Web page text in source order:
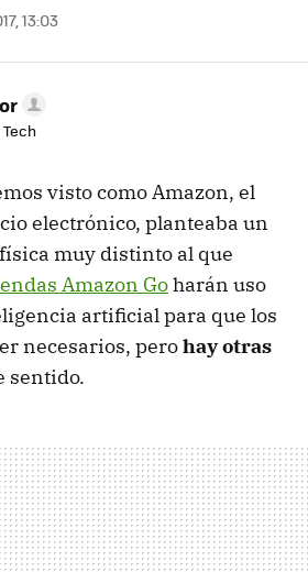
13:03
visto como Amazon, el
electrónico, planteaba un
muy distinto al que
Amazon Goharán uso
artificial para que los
necesarios, perohay otras
sentido.